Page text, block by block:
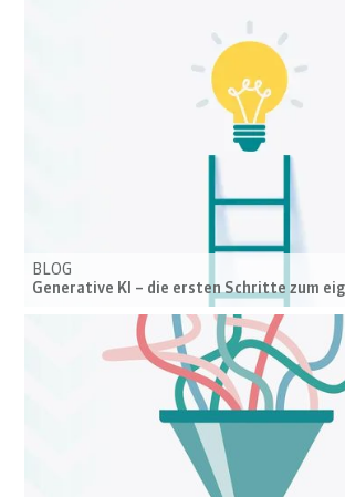
BLOG
Generative KI – die ersten Schritte zum